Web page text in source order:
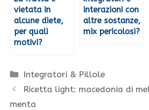
vietata in
alcune diete,
per quali
motivi?
interazioni con
altre sostanze,
mix pericolosi?
Categorie
Integratori & Pillole
Ricetta light: macedonia di
menta